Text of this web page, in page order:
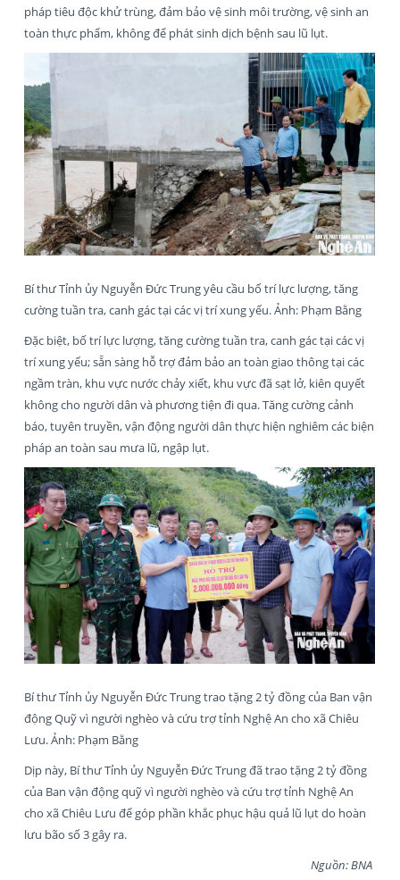
pháp tiêu độc khử trùng, đảm bảo vệ sinh môi trường, vệ sinh an
toàn thực phẩm, không để phát sinh dịch bệnh sau lũ lụt.
Bí thư Tỉnh ủy Nguyễn Đức Trung yêu cầu bố trí lực lượng, tăng
cường tuần tra, canh gác tại các vị trí xung yếu. Ảnh: Phạm Bằng
Đặc biệt, bố trí lực lượng, tăng cường tuần tra, canh gác tại các vị
trí xung yếu; sẵn sàng hỗ trợ đảm bảo an toàn giao thông tại các
ngầm tràn, khu vực nước chảy xiết, khu vực đã sạt lở, kiên quyết
không cho người dân và phương tiện đi qua. Tăng cường cảnh
báo, tuyên truyền, vận động người dân thực hiện nghiêm các biện
pháp an toàn sau mưa lũ, ngập lụt.
Bí thư Tỉnh ủy Nguyễn Đức Trung trao tặng 2 tỷ đồng của Ban vận
động Quỹ vì người nghèo và cứu trợ tỉnh Nghệ An cho xã Chiêu
Lưu. Ảnh: Phạm Bằng
Dịp này, Bí thư Tỉnh ủy Nguyễn Đức Trung đã trao tặng 2 tỷ đồng
của Ban vận động quỹ vì người nghèo và cứu trợ tỉnh Nghệ An
cho xã Chiêu Lưu để góp phần khắc phục hậu quả lũ lụt do hoàn
lưu bão số 3 gây ra.
Nguồn: BNA